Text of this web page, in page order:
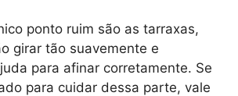
ponto ruim são as tarraxas,
girar tão suavemente e
para afinar corretamente. Se
para cuidar dessa parte, vale